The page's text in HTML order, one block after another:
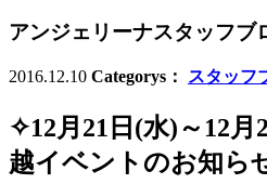
アンジェリーナスタッフブ
2016.12.10 Categorys： スタッフ
✧12月21日(水)～12
越イベントのお知ら